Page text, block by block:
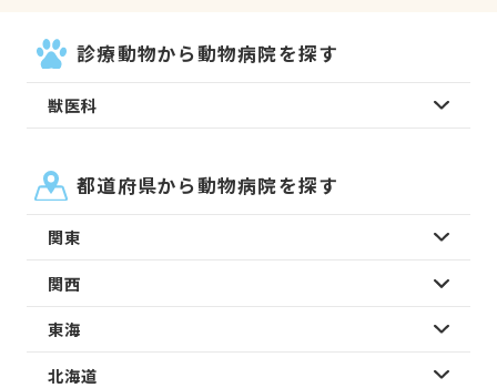
診療動物から動物病院を探す
獣医科
都道府県から動物病院を探す
関東
関西
東海
北海道